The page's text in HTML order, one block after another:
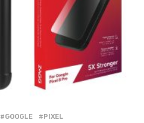
,#GOOGLE ,#PIXEL